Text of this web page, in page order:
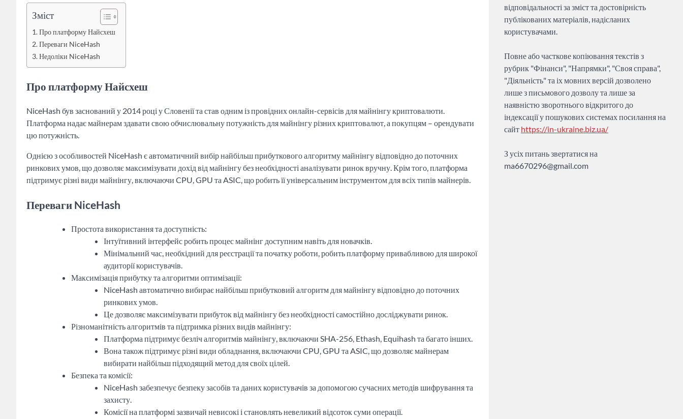
Зміст
Про платформу Найсхеш
Переваги NiceHash
Недоліки NiceHash
Про платформу Найсхеш
NiceHash був заснований у 2014 році у Словенії та став одним із провідних онлайн-сервісів для майнінгу криптовалюти.
Платформа надає майнерам здавати свою обчислювальну потужність для майнінгу різних криптовалют, а покупцям – орендувати
цю потужність.
Однією з особливостей NiceHash є автоматичний вибір найбільш прибуткового алгоритму майнінгу відповідно до поточних
ринкових умов, що дозволяє максимізувати дохід від майнінгу без необхідності аналізувати ринок вручну. Крім того, платформа
підтримує різні види майнінгу, включаючи CPU, GPU та ASIC, що робить її універсальним інструментом для всіх типів майнерів.
Переваги NiceHash
Простота використання та доступність:
Інтуїтивний інтерфейс робить процес майнінг доступним навіть для новачків.
Мінімальний час, необхідний для реєстрації та початку роботи, робить платформу привабливою для широкої
аудиторії користувачів.
Максимізація прибутку та алгоритми оптимізації:
NiceHash автоматично вибирає найбільш прибутковий алгоритм для майнінгу відповідно до поточних
ринкових умов.
Це дозволяє максимізувати прибуток від майнінгу без необхідності самостійно досліджувати ринок.
Різноманітність алгоритмів та підтримка різних видів майнінгу:
Платформа підтримує безліч алгоритмів майнінгу, включаючи SHA-256, Ethash, Equihash та багато інших.
Вона також підтримує різні види обладнання, включаючи CPU, GPU та ASIC, що дозволяє майнерам
вибирати найбільш підходящий метод для своїх цілей.
Безпека та комісії:
NiceHash забезпечує безпеку засобів та даних користувачів за допомогою сучасних методів шифрування та
захисту.
Комісії на платформі зазвичай невисокі і становлять невеликий відсоток суми операції.
відповідальності за зміст та достовірність
публікованих матеріалів, надісланих
користувачами.
Повне або часткове копіювання текстів з
рубрик "Фінанси", "Напрямки", "Своя справа",
"Діяльність" та іх мовних версій дозволено
лише з письмового дозволу та лише за
наявністю зворотнього відкритого до
індексації у пошукових системах посилання на
сайт https://in-ukraine.biz.ua/
З усіх питань звертатися на
ma6670296@gmail.com